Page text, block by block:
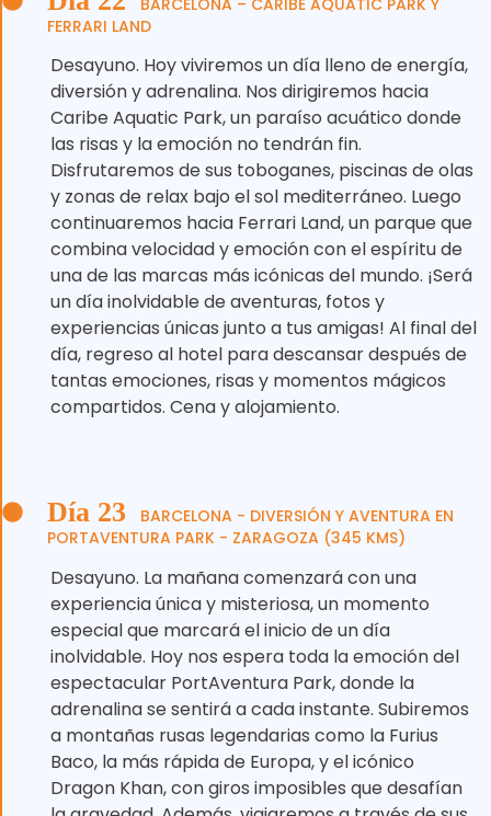
FERRARI LAND
Desayuno. Hoy viviremos un día lleno de energía,
diversión y adrenalina. Nos dirigiremos hacia
Caribe Aquatic Park, un paraíso acuático donde
las risas y la emoción no tendrán fin.
Disfrutaremos de sus toboganes, piscinas de olas
y zonas de relax bajo el sol mediterráneo. Luego
continuaremos hacia Ferrari Land, un parque que
combina velocidad y emoción con el espíritu de
una de las marcas más icónicas del mundo. ¡Será
un día inolvidable de aventuras, fotos y
experiencias únicas junto a tus amigas! Al final del
día, regreso al hotel para descansar después de
tantas emociones, risas y momentos mágicos
compartidos. Cena y alojamiento.
Día 23
BARCELONA - DIVERSIÓN Y AVENTURA EN
PORTAVENTURA PARK - ZARAGOZA (345 KMS)
Desayuno. La mañana comenzará con una
experiencia única y misteriosa, un momento
especial que marcará el inicio de un día
inolvidable. Hoy nos espera toda la emoción del
espectacular PortAventura Park, donde la
adrenalina se sentirá a cada instante. Subiremos
a montañas rusas legendarias como la Furius
Baco, la más rápida de Europa, y el icónico
Dragon Khan, con giros imposibles que desafían